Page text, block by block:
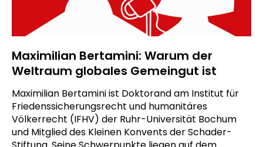
Maximilian Bertamini: Warum der
Weltraum globales Gemeingut ist
Maximilian Bertamini ist Doktorand am Institut für
Friedenssicherungsrecht und humanitäres
Völkerrecht (IFHV) der Ruhr-Universität Bochum
und Mitglied des Kleinen Konvents der Schader-